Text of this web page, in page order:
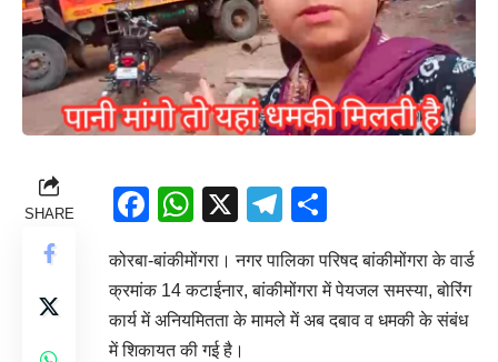
SHARE Facebook
WhatsApp
X Telegram
कोरबा-बांकीमोंगरा। नगर पालिका परिषद बांकीमोंगरा के वार्ड
क्रमांक 14 कटाईनार, बांकीमोंगरा में पेयजल समस्या, बोरिंग
कार्य में अनियमितता के मामले में अब दबाव व धमकी के संबंध
में शिकायत की गई है।